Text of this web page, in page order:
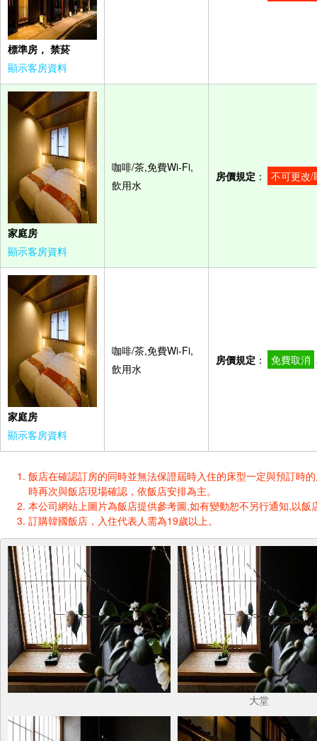
標準房， 禁菸
顯示客房資料
家庭房
顯示客房資料
咖啡/茶,免費Wi-Fi,
飲用水
房價規定 ： 不可更改/
家庭房
顯示客房資料
咖啡/茶,免費Wi-Fi,
飲用水
房價規定 ： 免費取消
飯店在確認訂房的同時並無法保證屆時入住的床型一定與預訂時
時再次與飯店現場確認，依飯店安排為主。
本公司網站上圖片為飯店提供參考圖,如有變動恕不另行通知,以飯
訂購韓國飯店，入住代表人需為19歲以上。
大堂